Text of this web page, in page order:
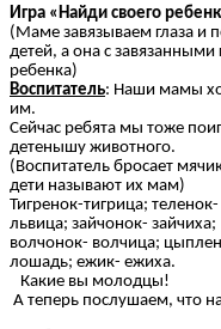
Игра «Найди своего
(Маме завязываем глаза и
детей, а она с
ребенка)
Воспитатель: Наши мамы
им.
Сейчас ребята мы тоже
детенышу животного.
(Воспитатель бросает
дети называют их мам)
Тигренок-тигрица;
львица; зайчонок- зайчиха;
волчонок- волчица;
лошадь; ежик- ежиха.
Какие вы молодцы!
А теперь